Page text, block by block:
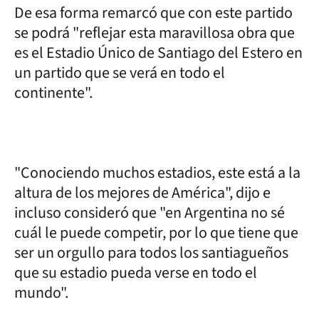
De esa forma remarcó que con este partido
se podrá "reflejar esta maravillosa obra que
es el Estadio Único de Santiago del Estero en
un partido que se verá en todo el
continente".
"Conociendo muchos estadios, este está a la
altura de los mejores de América", dijo e
incluso consideró que "en Argentina no sé
cuál le puede competir, por lo que tiene que
ser un orgullo para todos los santiagueños
que su estadio pueda verse en todo el
mundo".